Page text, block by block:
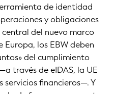
de identidad
y obligaciones
del nuevo marco
Europa, los EBW deben
del cumplimiento
través de eIDAS, la UE
financieros—. Y